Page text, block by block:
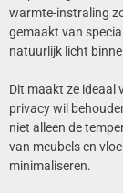
warmte-instraling
gemaakt van
natuurlijk licht
Dit maakt ze ideaal
privacy wil
niet alleen de
van meubels en
minimaliseren.